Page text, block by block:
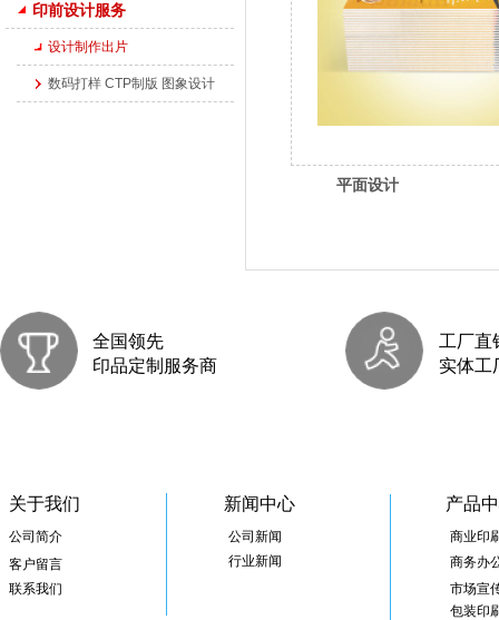
印前设计服务
设计制作出片
数码打样 CTP制版 图象设计
平面设计
全国领先
印品定制服务商
工厂直
实体工
关于我们
公司简介
客户留言
联系我们
新闻中心 产品
公司 新闻
行业新闻
商业印
商务办
市场宣
包装印